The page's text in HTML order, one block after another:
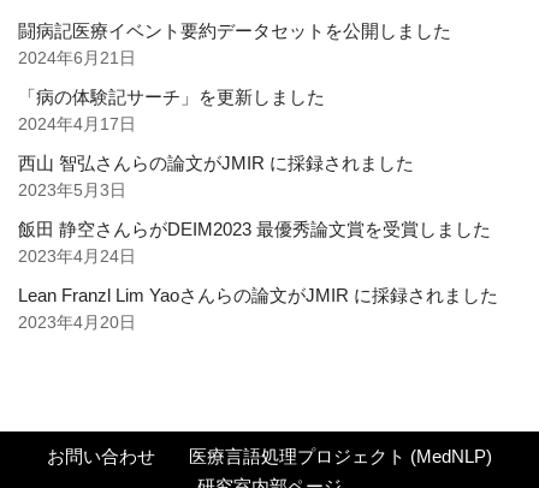
闘病記医療イベント要約データセットを公開しました
2024年6月21日
「病の体験記サーチ」を更新しました
2024年4月17日
西山 智弘さんらの論文がJMIR に採録されました
2023年5月3日
飯田 静空さんらがDEIM2023 最優秀論文賞を受賞しました
2023年4月24日
Lean Franzl Lim Yaoさんらの論文がJMIR に採録されました
2023年4月20日
お問い合わせ
医療言語処理プロジェクト (MedNLP)